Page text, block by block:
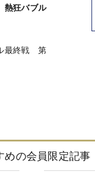
狂バブル
最終戦 第
めの会員限定記事